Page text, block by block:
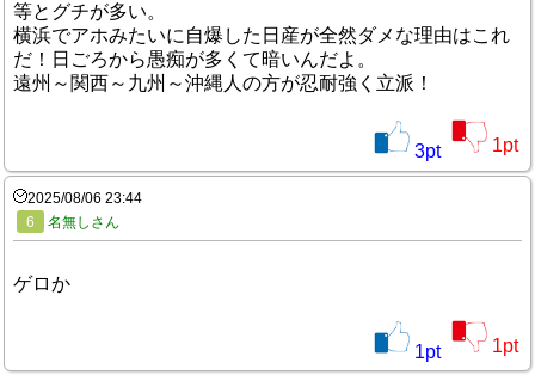
等とグチが多い。
横浜でアホみたいに自爆した日産が全然ダメな理由はこれ
だ！日ごろから愚痴が多くて暗いんだよ。
遠州～関西～九州～沖縄人の方が忍耐強く立派！
3pt 1pt
2025/08/06 23:44
6
名無しさん
ゲロか
1pt 1pt